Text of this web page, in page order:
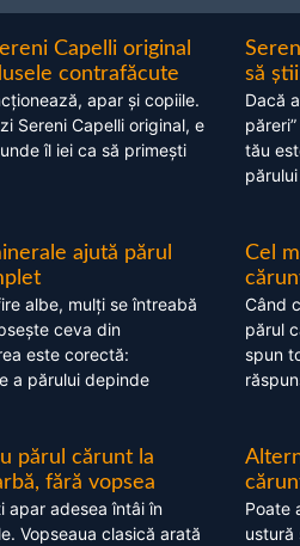
Capelli original
contrafăcute
apar și copiile.
Sereni Capelli original, e
îl iei ca să primești
să
Dacă
tău
ajută părul
albe, mulți se întreabă
ceva din
este corectă:
a părului depinde
Cel
Când
părul
spun
părul cărunt la
fără vopsea
apar adesea întâi în
Vopseaua clasică arată
Poate
ustură